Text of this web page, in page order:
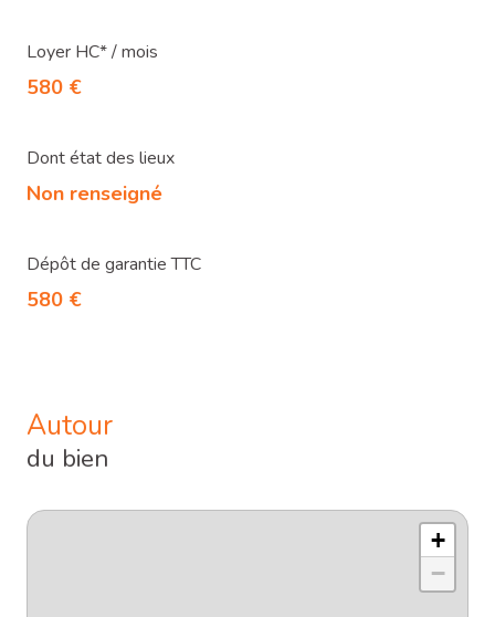
Loyer HC* / mois
580 €
Dont état des lieux
Non renseigné
Dépôt de garantie TTC
580 €
Autour
du bien
+
−